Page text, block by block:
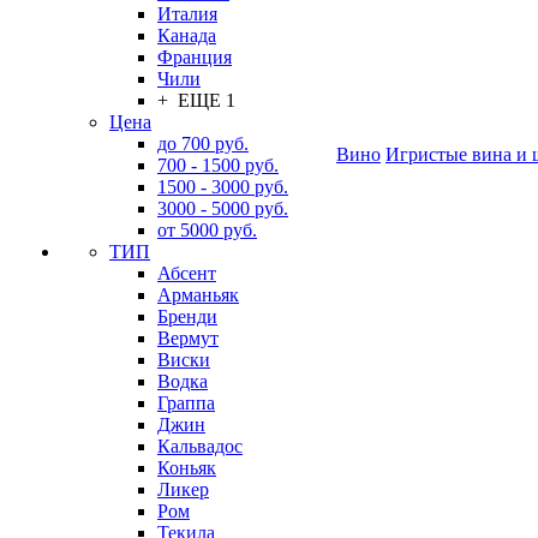
Италия
Канада
Франция
Чили
+ ЕЩЕ 1
Цена
до 700 руб.
700 - 1500 руб.
1500 - 3000 руб.
3000 - 5000 руб.
от 5000 руб.
ТИП
Абсент
Арманьяк
Бренди
Вермут
Виски
Водка
Граппа
Джин
Кальвадос
Коньяк
Ликер
Ром
Текила
Вино Игристые вина и